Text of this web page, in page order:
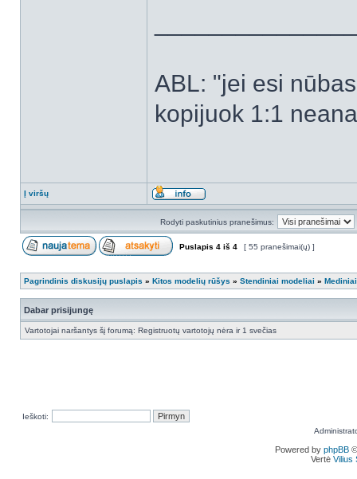
ABL: "jei esi
kopijuok 1:1
Į viršų
Rodyti paskutinius pranešimus:
Puslapis 4 iš 4 [ 55 pranešimai(ų) ]
Pagrindinis diskusijų puslapis » Kitos modelių rūšys » Stendiniai modeliai »
Dabar prisijungę
Vartotojai naršantys šį forumą: Registruotų vartotojų nėra ir 1 svečias
Ieškoti:
Powered by phpBB
Vertė Vilius